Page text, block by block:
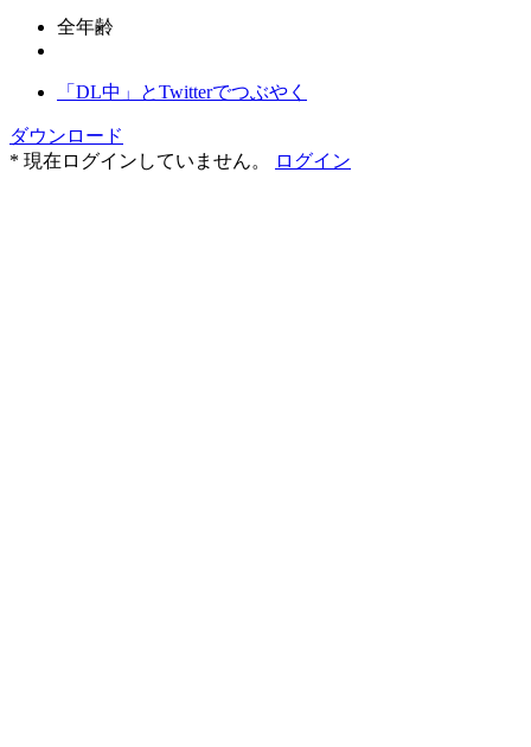
全年齢
「DL中」とTwitterでつぶやく
ダウンロード
* 現在ログインしていません。
ログイン